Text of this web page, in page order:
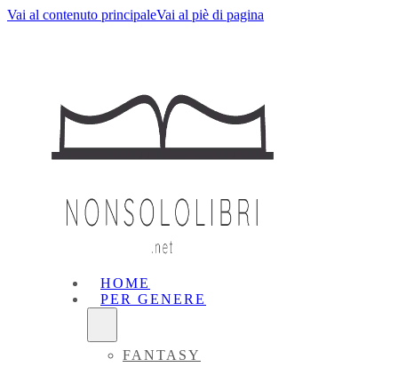
Vai al contenuto principaleVai al piè di pagina
HOME
PER GENERE
FANTASY